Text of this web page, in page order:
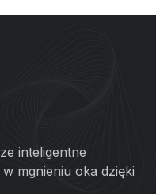
inteligentne
mgnieniu oka dzięki